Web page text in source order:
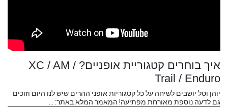
איך בוחרים קטגוריית אופניים? XC / AM /
Trail / Enduro
יוהן וטל יושבים לשיחה על כל קטגוריות אופני ההרים שיש לנו היום וזוכים
גם לדעה נוספת מאורחת מפתיעה! המאמר המלא באתר: ...